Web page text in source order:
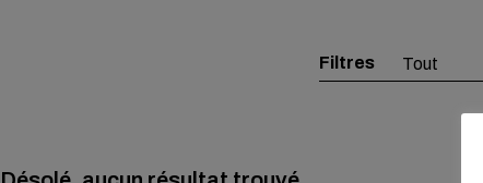
Filtres